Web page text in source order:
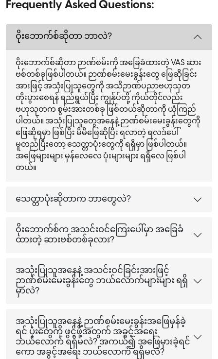
Frequently Asked Questions:
ဝိုးဘောက်စ်ဆိုတာ ဘာလဲ?
ဝိုးဘောက်စ်ဆိုတာ ဉာဏ်စမ်းကို အခြေခံထားတဲ့ VAS ဆား
ဗစ်တစ်ခုဖြစ်ပါတယ်။ ဉာဏ်စမ်းမေးခွန်းတွေ ဖြေဆိုခြင်း
အားဖြင့် အသုံးပြုသူတွေကို အသိဉာဏ်ပညာဗဟုသုတ
တိုးပွားစေရန် ရည်ရွယ်ပြီး ကျွန်ုပ်တို့ ကိုယ်တိုင်လည်း
ဗဟုသုတက စွမ်းအားတစ်ခု ဖြစ်တယ်ဆိုတာကို ယုံကြည်
ပါတယ်။ အသုံးပြုသူတွေအနေနဲ့ ဉာဏ်စမ်းမေးခွန်းတွေကို
ဖြေဆိုရမှာ ဖြစ်ပြီး မိမိဖြေဆိုပြီး ရလာတဲ့ ရလဒ်ပေါ်
မူတည်ပြီးတော့ သေတ္တာပုံးတွေကို ရရှိမှာ ဖြစ်ပါတယ်။
အဖြေများများ မှန်လေလေ ပုံးများများ ရရှိလေ ဖြစ်ပါ
တယ်။
သေတ္တာပုံးဆိုတာက ဘာတွေလဲ?
ဝိုးဘောက်စ်က အသင်းဝင်ကြေးပေါ်မှာ အခြေခံ
ထားတဲ့ ဆားဗစ်တစ်ခုလား?
အသုံးပြုသူအနေနဲ့ အသင်းဝင်ခြင်းအားဖြင့်
ဉာဏ်စမ်းမေးခွန်းတွေ ဘယ်လောက်များများ ရရှိ
မှာလဲ?
အသုံးပြုသူအနေနဲ့ ဉာဏ်စမ်းမေးခွန်းအဖြေမှန်ခဲ့
ရင် ပုံးတွေကို ဖွင့်ဖို့အတွက် အခွင့်အရေး
ဘယ်လောက် ရရှိမလဲ? အကယ်၍ အဖြေမှားခဲ့ရင်
ကော အခွင့်အရေး ဘယ်လောက် ရရှိမလဲ?